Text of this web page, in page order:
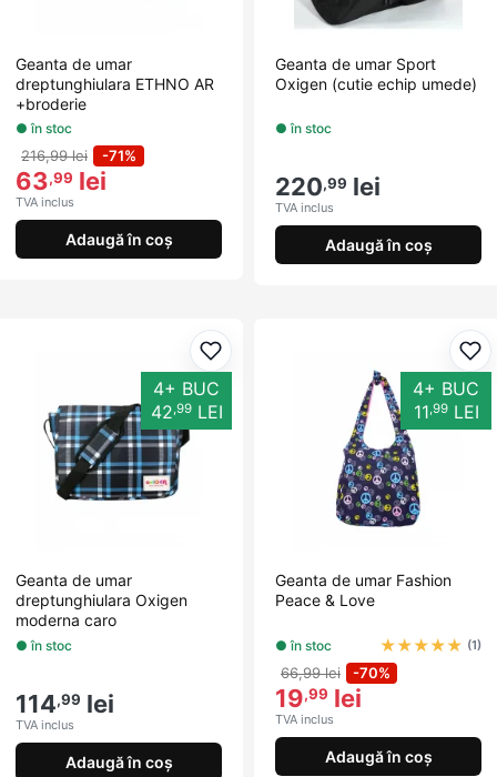
Geanta de umar
dreptunghiulara ETHNO AR
+broderie
● în stoc
216,99 lei -71%
63,99 lei
TVA inclus
Adaugă în coș
Geanta de umar Sport
Oxigen (cutie echip umede)
● în stoc
220,99 lei
TVA inclus
Adaugă în coș
Adaugă la favorite
4+ BUC
42 ,99LEI
Geanta de umar
dreptunghiulara Oxigen
moderna caro
● în stoc
114,99 lei
TVA inclus
Adaugă în coș
4+ BUC
11 ,99LEI
Geanta de umar Fashion
Peace & Love
● în stoc ★★★★★ (1)
66,99 lei -70%
19,99 lei
TVA inclus
Adaugă în coș